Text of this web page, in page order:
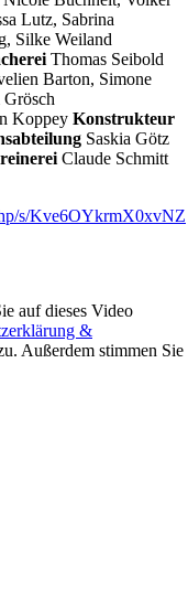
Lutz, Sabrina
Silke Weiland
Thomas Seibold
Barton, Simone
Koppey Konstrukteur
Saskia Götz
Claude Schmitt
s/Kve6OYkrmX0xvNZ
auf dieses Video
&
Außerdem stimmen Sie